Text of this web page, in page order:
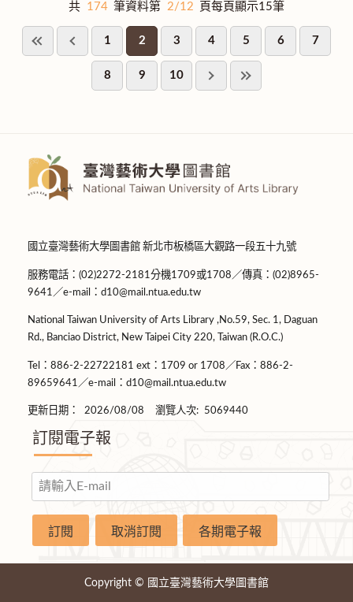
共 174 筆資料第 2/12 頁每頁顯示15筆
1 2 3 4 5 6 7
8 9 10
國立臺灣藝術大學圖書館 新北市板橋區大觀路一段五十九號
服務電話：(02)2272-2181分機1709或1708／傳真：(02)8965-
9641／e-mail：d10@mail.ntua.edu.tw
National Taiwan University of Arts Library ,No.59, Sec. 1, Daguan
Rd., Banciao District, New Taipei City 220, Taiwan (R.O.C.)
Tel：886-2-22722181 ext：1709 or 1708／Fax：886-2-
89659641／e-mail：d10@mail.ntua.edu.tw
更新日期： 2026/08/08 瀏覽人次: 5069440
訂閱電子報
Copyright © 國立臺灣藝術大學圖書館